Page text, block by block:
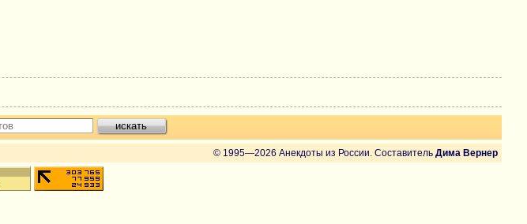
© 1995—2026 Анекдоты из России. Составитель Дима Вернер